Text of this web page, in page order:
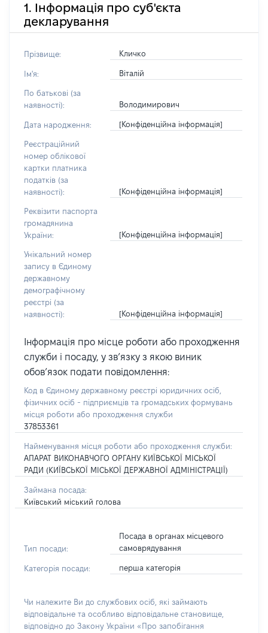
1. Інформація про суб'єкта
декларування
Прізвище: Кличко
Ім'я: Віталій
По батькові (за
наявності):
Володимирович
Дата народження: [Конфіденційна інформація]
Реєстраційний
номер облікової
картки платника
податків (за
наявності):
[Конфіденційна інформація]
Реквізити паспорта
громадянина
України:
[Конфіденційна інформація]
Унікальний номер
запису в Єдиному
державному
демографічному
реєстрі (за
наявності):
[Конфіденційна інформація]
Інформація про місце роботи або проходження
служби і посаду, у зв’язку з якою виник
обов’язок подати повідомлення:
Код в Єдиному державному реєстрі юридичних осіб,
фізичних осіб - підприємців та громадських формувань
місця роботи або проходження служби
37853361
Найменування місця роботи або проходження служби:
АПАРАТ ВИКОНАВЧОГО ОРГАНУ КИЇВСЬКОЇ МІСЬКОЇ
РАДИ (КИЇВСЬКОЇ МІСЬКОЇ ДЕРЖАВНОЇ АДМІНІСТРАЦІЇ)
Займана посада:
Київський міський голова
Тип посади:
Посада в органах місцевого
самоврядування
Категорія посади: перша категорія
Чи належите Ви до службових осіб, які займають
відповідальне та особливо відповідальне становище,
відповідно до Закону України «Про запобігання